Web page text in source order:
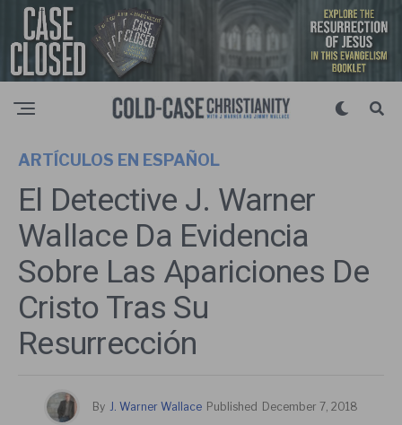
ARTÍCULOS EN ESPAÑOL
El Detective J. Warner
Wallace Da Evidencia
Sobre Las Apariciones De
Cristo Tras Su
Resurrección
By J. Warner Wallace Published December 7, 2018